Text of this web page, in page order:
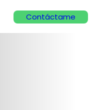
Contáctame